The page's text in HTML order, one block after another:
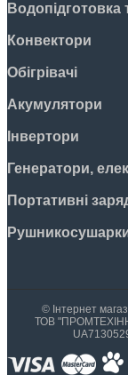
Конвектори
Обігрівачі
Акумулятори
Інвертори
Генератори,
Портативні
© Інтернет
ТОВ